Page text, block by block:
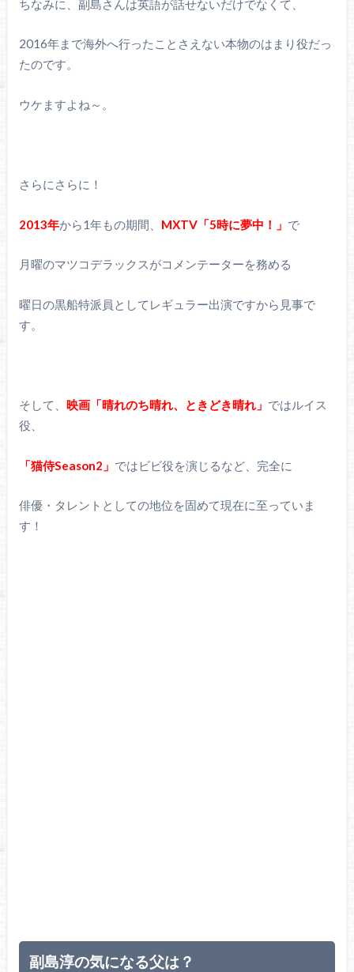
ちなみに、副島さんは英語が話せないだけでなくて、
2016年まで海外へ行ったことさえない本物のはまり役だっ
たのです。
ウケますよね～。
さらにさらに！
2013年から1年もの期間、 MXTV「5時に夢中！」 で
月曜のマツコデラックスがコメンテーターを務める
曜日の黒船特派員としてレギュラー出演ですから見事で
す。
そして、 映画「晴れのち晴れ、ときどき晴れ」 ではルイス
役、
「猫侍Season2」 ではビビ役を演じるなど、完全に
俳優・タレントとしての地位を固めて現在に至っていま
す！
副島淳の気になる父は？